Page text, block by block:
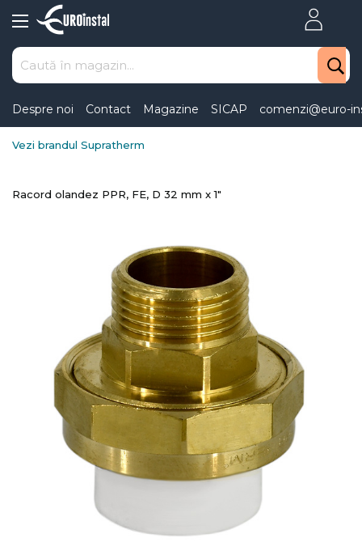
to
Content
Despre noi Contact Magazine SICAP comenzi@euro-
Vezi brandul Supratherm
Racord olandez PPR, FE, D 32 mm x 1"